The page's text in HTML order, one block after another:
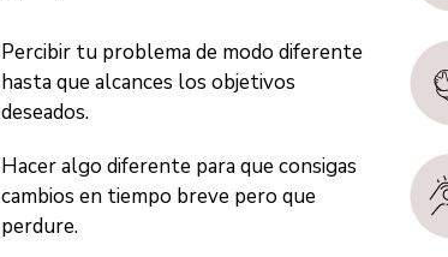
Percibir tu problema de modo diferente
hasta que alcances los objetivos
deseados.
Hacer algo diferente para que consigas
cambios en tiempo breve pero que
perdure.